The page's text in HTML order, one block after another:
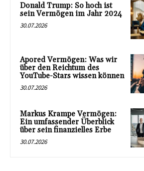
Donald Trump: So hoch ist
sein Vermögen im Jahr 2024
30.07.2026
Apored Vermögen: Was wir
über den Reichtum des
YouTube-Stars wissen können
30.07.2026
Markus Krampe Vermögen:
Ein umfassender Überblick
über sein finanzielles Erbe
30.07.2026